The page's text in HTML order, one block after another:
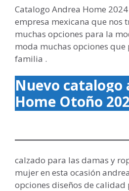
Catalogo Andrea Home
empresa mexicana que nos
muchas opciones para la
moda muchas opciones que
familia .
Nuevo catalogo
Home Otoño
calzado para las damas y
mujer en esta ocasión
opciones diseños de